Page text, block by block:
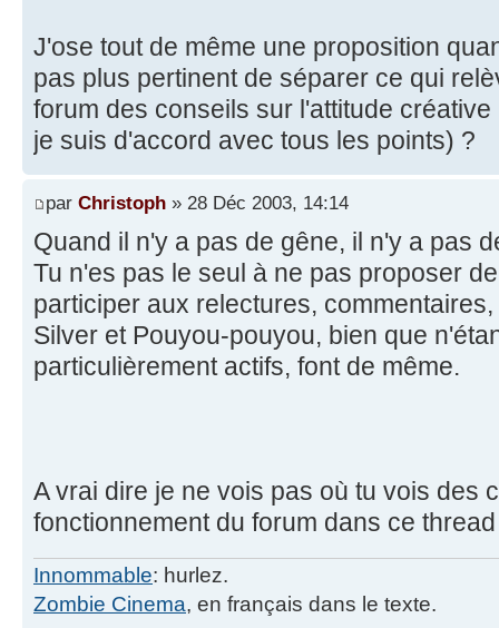
J'ose tout de même une proposition
pas plus pertinent de séparer ce qui
forum des conseils sur l'attitude
je suis d'accord avec tous les points) ?
par Christoph » 28 Déc 2003, 14:14
Quand il n'y a pas de gêne, il n'y a pas
Tu n'es pas le seul à ne pas proposer
participer aux relectures,
Silver et Pouyou-pouyou, bien que
particulièrement actifs, font de même.
A vrai dire je ne vois pas où tu vois des
fonctionnement du forum dans ce
Innommable: hurlez.
Zombie Cinema, en français dans le texte.